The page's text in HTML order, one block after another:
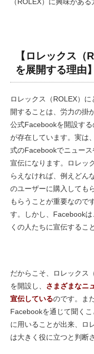
【ロレックス
を展開する理由】
ロレックス（ROLEX）
開することは、労力の掛
公式Facebookを開設す
が存在しています。実は
式のFacebookでニュー
宣伝になります。ロレッ
らえなければ、例えどん
のユーザーに購入しても
もらうことが重要なので
す。しかし、Facebook
くの人たちに宣伝するこ
だからこそ、ロレックス
を開設し、 さまざまなニ
宣伝しているのです。ま
Facebookを通じて聞く
に用いることが出来、ロ
は大きく役に立つと判断